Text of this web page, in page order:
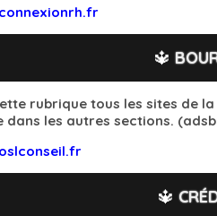
connexionrh.fr
🔱
rubrique tous les sites de
dans les autres sections.
oslconseil.fr
🔱